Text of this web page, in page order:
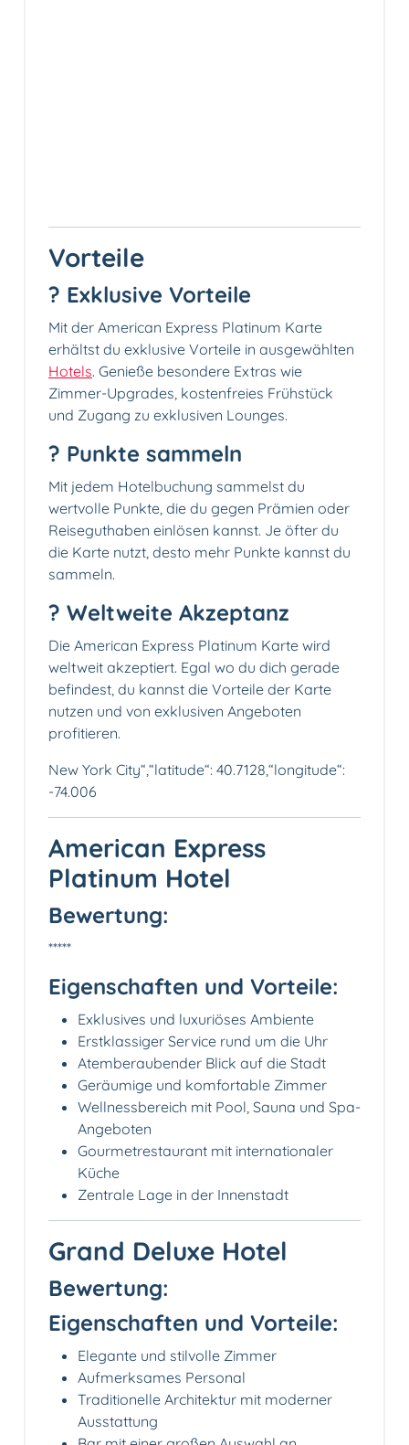
Vorteile
? Exklusive Vorteile
Mit der American Express Platinum Karte
erhältst du exklusive Vorteile in ausgewählten
Hotels. Genieße besondere Extras wie
Zimmer-Upgrades, kostenfreies Frühstück
und Zugang zu exklusiven Lounges.
? Punkte sammeln
Mit jedem Hotelbuchung sammelst du
wertvolle Punkte, die du gegen Prämien oder
Reiseguthaben einlösen kannst. Je öfter du
die Karte nutzt, desto mehr Punkte kannst du
sammeln.
? Weltweite Akzeptanz
Die American Express Platinum Karte wird
weltweit akzeptiert. Egal wo du dich gerade
befindest, du kannst die Vorteile der Karte
nutzen und von exklusiven Angeboten
profitieren.
New York City“,“latitude“: 40.7128,“longitude“:
-74.006
American Express
Platinum Hotel
Bewertung:
*****
Eigenschaften und Vorteile:
Exklusives und luxuriöses Ambiente
Erstklassiger Service rund um die Uhr
Atemberaubender Blick auf die Stadt
Geräumige und komfortable Zimmer
Wellnessbereich mit Pool, Sauna und Spa-
Angeboten
Gourmetrestaurant mit internationaler
Küche
Zentrale Lage in der Innenstadt
Grand Deluxe Hotel
Bewertung:
Eigenschaften und Vorteile:
Elegante und stilvolle Zimmer
Aufmerksames Personal
Traditionelle Architektur mit moderner
Ausstattung